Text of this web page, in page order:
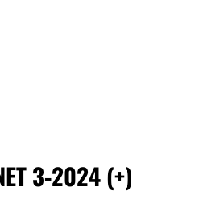
3-2024 (+)